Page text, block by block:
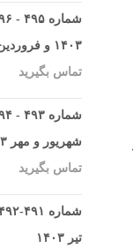
۱۴۰۳ و فروردین ۱۴۰۴
تماس بگیرید
شهریور و مهر ۱۴۰۳
تماس بگیرید
تیر ۱۴۰۳